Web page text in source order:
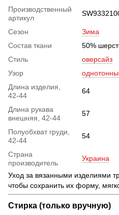
Производственный
артикул
Сезон
Зима
Состав ткани
50%
Стиль
оверсайз
Узор
Длина изделия,
42-44
64
Длина рукава
внешняя, 42-44
57
Полуобхват груди,
42-44
54
Страна
производитель
Украина
Уход за вязанными изделиями
чтобы сохранить их форму,
Стирка (только вручную)